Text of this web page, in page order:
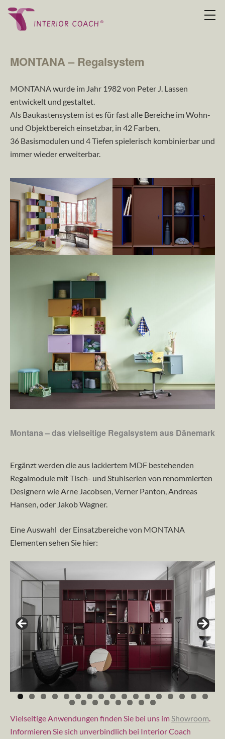
MONTANA – Regalsystem
MONTANA wurde im Jahr 1982 von Peter J. Lassen
entwickelt und gestaltet.
Als Baukastensystem ist es für fast alle Bereiche im Wohn-
und Objektbereich einsetzbar, in 42 Farben,
36 Basismodulen und 4 Tiefen spielerisch kombinierbar und
immer wieder erweiterbar.
Montana – das vielseitige Regalsystem aus Dänemark
Ergänzt werden die aus lackiertem MDF bestehenden
Regalmodule mit Tisch- und Stuhlserien von renommierten
Designern wie Arne Jacobsen, Verner Panton, Andreas
Hansen, oder Jakob Wagner.
Eine Auswahl der Einsatzbereiche von MONTANA
Elementen sehen Sie hier:
Vielseitige Anwendungen finden Sie bei uns imShowroom.
Informieren Sie sich unverbindlich bei Interior Coach